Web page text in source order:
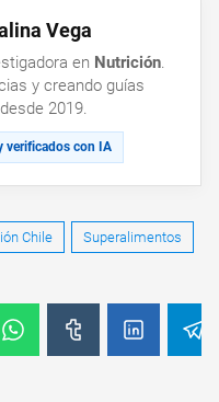
Vega
en Nutrición.
y creando guías
2019.
verificados con IA
Chile Superalimentos